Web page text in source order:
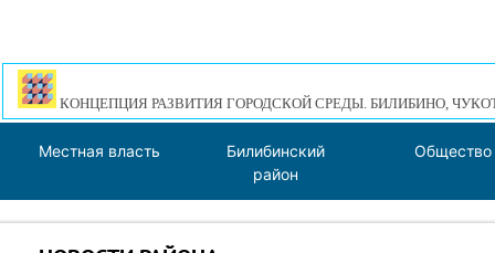
КОНЦЕПЦИЯ РАЗВИТИЯ ГОРОДСКОЙ СРЕДЫ. БИЛИБИНО,
Местная власть
Билибинский
район
Общество